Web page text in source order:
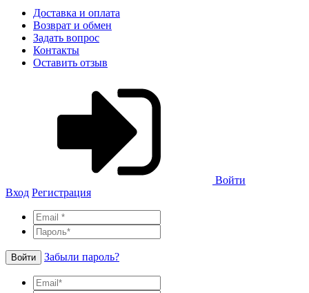
Доставка и оплата
Возврат и обмен
Задать вопрос
Контакты
Оставить отзыв
Войти
Вход Регистрация
Войти Забыли пароль?